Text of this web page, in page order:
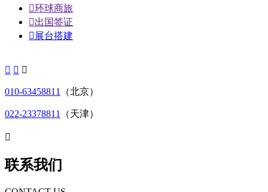
环球商旅
出国签证
 展台搭建
  
010-63458811 （北京）
022-23378811 （天津）

联系我们